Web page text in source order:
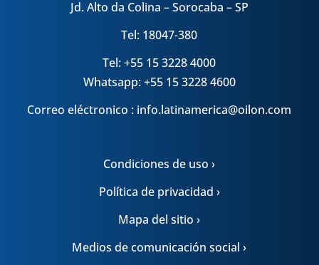
Jd. Alto da Colina – Sorocaba – SP
Tel: 18047-380
Tel: +55 15 3228 4000
Whatsapp: +55 15 3228 4600
Correo eléctronico : info.latinamerica@oilon.com
Condiciones de uso ›
Política de privacidad ›
Mapa del sitio ›
Medios de comunicación social ›